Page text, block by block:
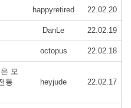
happyretired 22.02.20
DanLe 22.02.19
octopus 22.02.18
모
통
heyjude 22.02.17